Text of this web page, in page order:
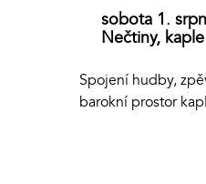
sobota 1.
Nečtiny,
Spojení hudby,
barokní prostor